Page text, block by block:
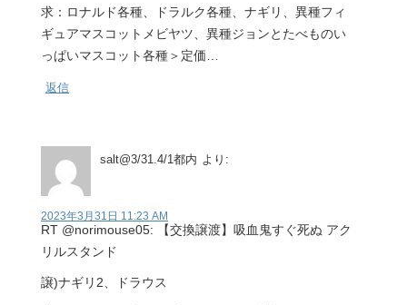
求：ロナルド各種、ドラルク各種、ナギリ、異種フィ
ギュアマスコットメビヤツ、異種ジョンとたべものい
っぱいマスコット各種＞定価…
返信
salt@3/31.4/1都内 より:
2023年3月31日 11:23 AM
RT @norimouse05: 【交換譲渡】吸血鬼すぐ死ぬ アク
リルスタンド
譲)ナギリ2、ドラウス